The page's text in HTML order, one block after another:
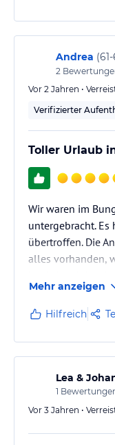
Andrea (
2
Vor 2 Jahren •
Verifizierter
Toller Urlaub
Wir waren im
untergebracht. Es
übertroffen. Die
alles vorhanden,
Wasserkocher, 4
und sogar eine
Außenanlage
wurden wir von
sehr herzlich
dort sehr wohl.
Mehr anzeigen
Hilfreich
Lea &
1
Vor 3 Jahren •